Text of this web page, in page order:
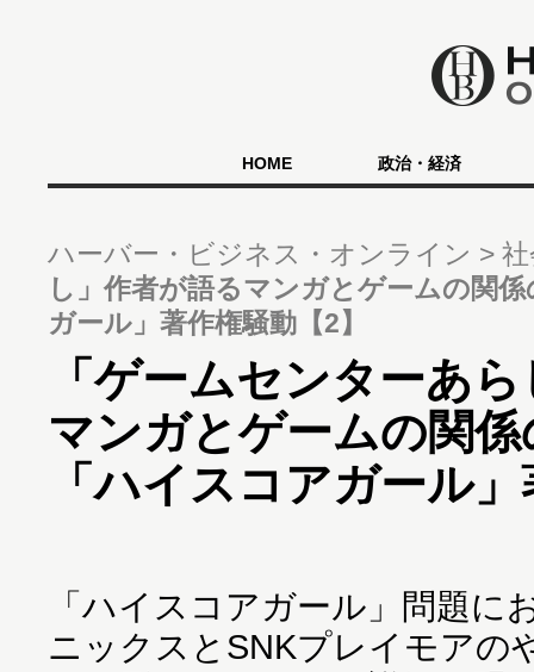
HOME 政治・経済
ハーバー・ビジネス・オンライン
し」作者が語るマンガとゲームの関
ガール」著作権騒動【2】
「ゲームセンターあ
マンガとゲームの関
「ハイスコアガール
「ハイスコアガール」問題に
ニックスとSNKプレイモアの